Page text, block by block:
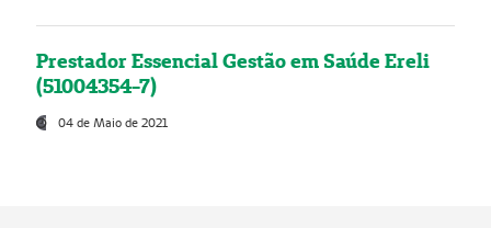
Prestador Essencial Gestão em Saúde Ereli
(51004354-7)
04 de Maio de 2021